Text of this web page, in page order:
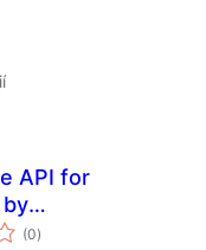
API for
(0celkové
hodnotenie
)